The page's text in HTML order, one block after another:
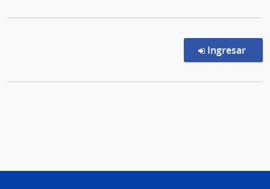
Ingresar